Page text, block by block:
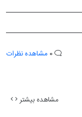
مشاهده نظرات
مشاهده بیشتر